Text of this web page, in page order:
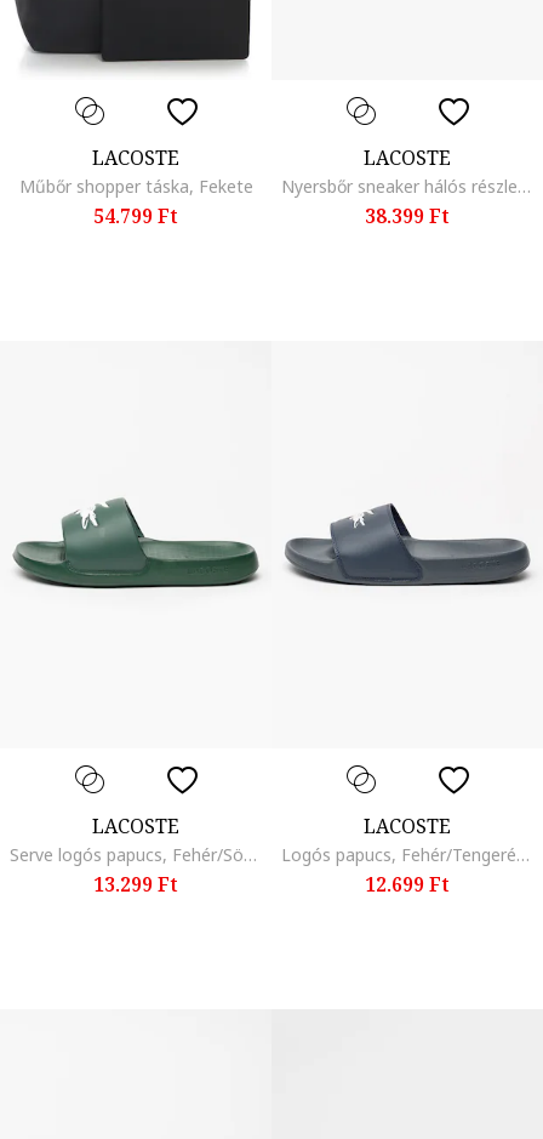
LACOSTE
Műbőr shopper táska, Fekete
54.799 Ft
LACOSTE
Nyersbőr sneaker hálós részletekkel, Világosbézs
38.399 Ft
LACOSTE
Serve logós papucs, Fehér/Sötétzöld
13.299 Ft
LACOSTE
Logós papucs, Fehér/Tengerészkék
12.699 Ft